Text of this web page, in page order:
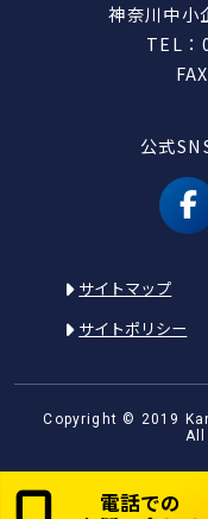
神奈川中小
TEL：
公式
サイトマップ
サイトポリシー
Copyright © 2019
All
電話での